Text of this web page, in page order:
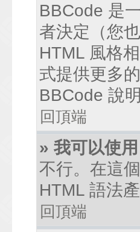
BBCode 是
者決定（您
HTML 風格
式提供更多
BBCode 說明
回頂端
» 我可以使
不行。在這
HTML 語法
回頂端